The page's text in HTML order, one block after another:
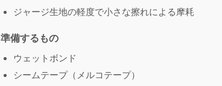
ジャージ生地の軽度で小さな擦れによる摩耗
準備するもの
ウェットボンド
シームテープ（メルコテープ）